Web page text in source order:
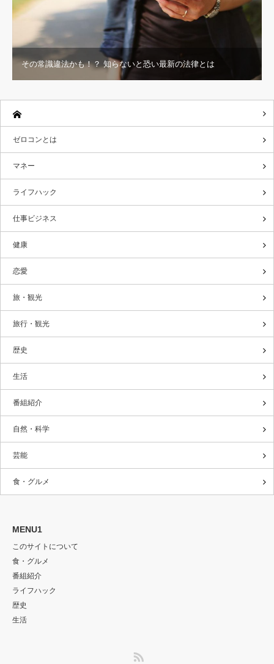
その常識違法かも！？ 知らないと恐い最新の法律とは
ゼロコンとは
マネー
ライフハック
仕事ビジネス
健康
恋愛
旅・観光
旅行・観光
歴史
生活
番組紹介
自然・科学
芸能
食・グルメ
MENU1
このサイトについて
食・グルメ
番組紹介
ライフハック
歴史
生活